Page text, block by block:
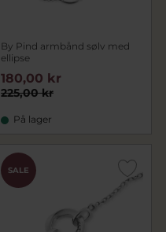
By Pind armbånd sølv med
ellipse
225,00 kr
180,00 kr
På lager
SALE